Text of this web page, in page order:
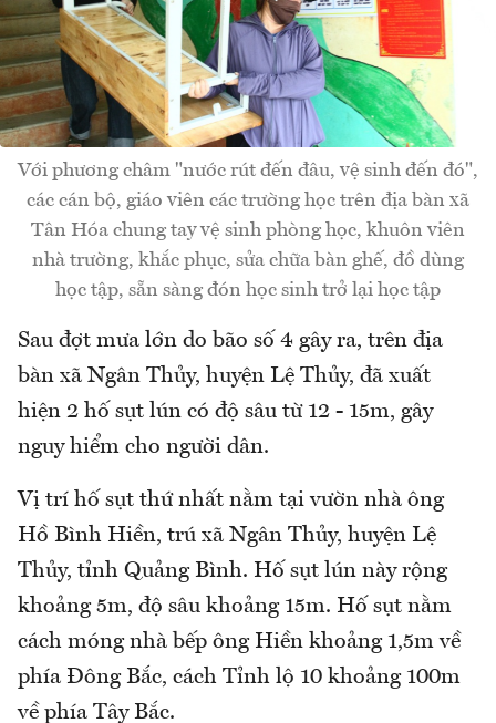
Với phương châm "nước rút đến đâu, vệ sinh đến đó",
các cán bộ, giáo viên các trường học trên địa bàn xã
Tân Hóa chung tay vệ sinh phòng học, khuôn viên
nhà trường, khắc phục, sửa chữa bàn ghế, đồ dùng
học tập, sẵn sàng đón học sinh trở lại học tập
Sau đợt mưa lớn do bão số 4 gây ra, trên địa
bàn xã Ngân Thủy, huyện Lệ Thủy, đã xuất
hiện 2 hố sụt lún có độ sâu từ 12 - 15m, gây
nguy hiểm cho người dân.
Vị trí hố sụt thứ nhất nằm tại vườn nhà ông
Hồ Bình Hiền, trú xã Ngân Thủy, huyện Lệ
Thủy, tỉnh Quảng Bình. Hố sụt lún này rộng
khoảng 5m, độ sâu khoảng 15m. Hố sụt nằm
cách móng nhà bếp ông Hiền khoảng 1,5m về
phía Đông Bắc, cách Tỉnh lộ 10 khoảng 100m
về phía Tây Bắc.